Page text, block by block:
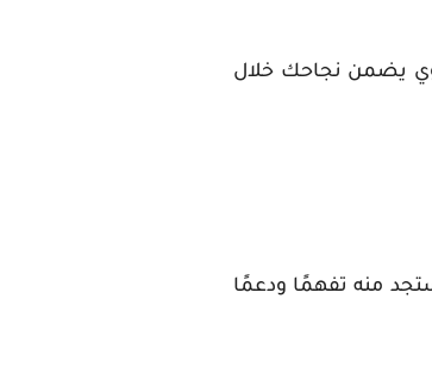
يضمن نجاحك خلال
منه تفهمًا ودعمًا